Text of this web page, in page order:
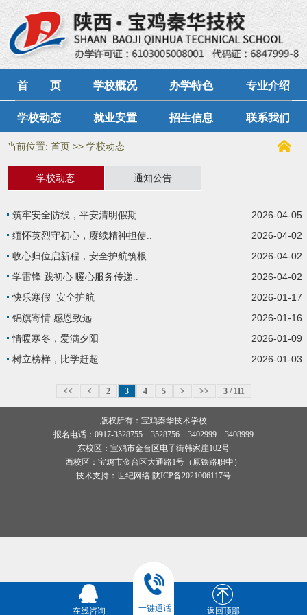
首 页 学校概况 办学特色 专业介绍
学校动态 就业安置 招生信息 联系我们
当前位置: 首页 >>学校动态
学校动态 通知公告
筑牢安全防线，平安清明假期 2026-04-05
缅怀英烈守初心，赓续精神担使.. 2026-04-02
收心归位启新程，安全护航筑根.. 2026-04-02
学雷锋 践初心 暖心服务传递.. 2026-04-02
快乐寒假 安全护航 2026-01-17
锦旗寄情 感恩致远 2026-01-16
情暖寒冬，爱满夕阳 2026-01-09
树立榜样，比学赶超 2026-01-03
<< < 2 3 4 5 > >> 3 / 111
版权所有：宝鸡秦华技术学校
报名电话：0917-3528755 3528756 3402999 3408999
东校区：宝鸡市金台区电子街韩家崖102号
西校区：宝鸡市金台区大通路1号（原铁路职中）
技术支持： 世纪网络 陕ICP备2021006117号
在线咨询 一键通话 返回顶部